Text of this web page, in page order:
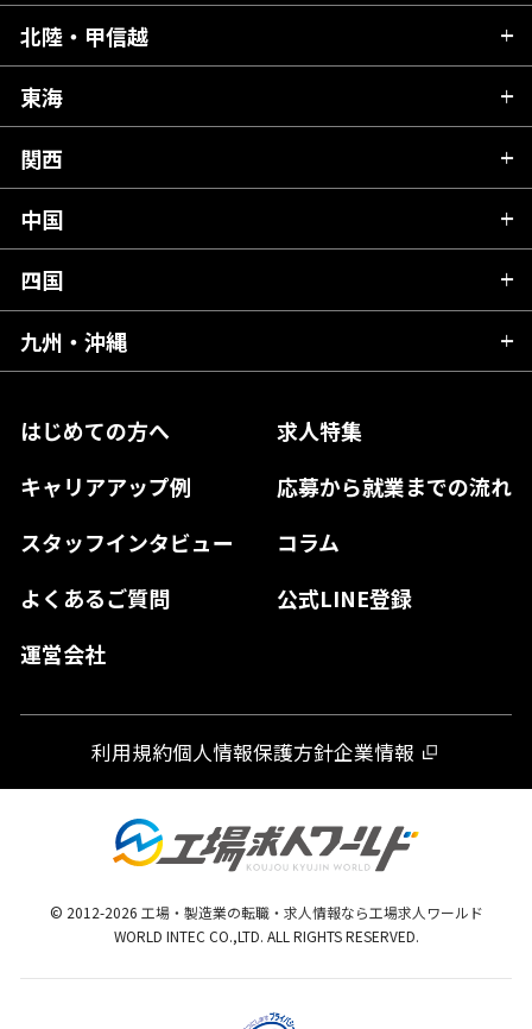
はじめての方へ
求人特集
キャリアアップ例
応募から就業までの流れ
スタッフインタビュー
コラム
よくあるご質問
公式LINE登録
運営会社
青森県
秋田県
岩手県
宮城県
福島県
茨城県
栃木県
群馬県
千葉県
東京都
神奈川県
北陸・甲信越
新潟県
富山県
石川県
山梨県
長野県
東海
岐阜県
静岡県
愛知県
関西
滋賀県
京都府
大阪府
奈良県
和歌山県
中国
広島県
岡山県
島根県
山口県
四国
愛媛県
高知県
徳島県
九州・沖縄
熊本県
宮崎県
鹿児島県
利用規約個人情報保護方針企業情報
© 2012-2026 工場・製造業の転職・求人情報なら工場求人ワールド
WORLD INTEC CO.,LTD. ALL RIGHTS RESERVED.